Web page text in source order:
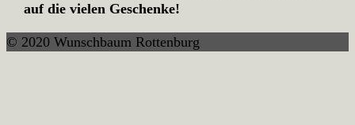
auf die vielen Geschenke!
© 2020 Wunschbaum Rottenburg